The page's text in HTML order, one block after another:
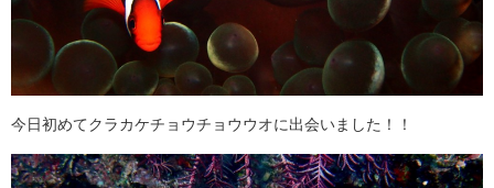
今日初めてクラカケチョウチョウウオに出会いました！！